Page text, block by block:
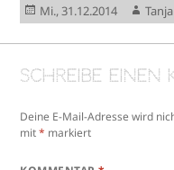
Veröffentlicht
am
Mi., 31.12.2014 Autor
Tanja
Schreibe einen
Deine E-Mail-Adresse wird
mit* markiert